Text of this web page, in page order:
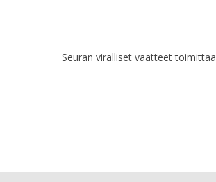
Seuran viralliset vaatteet toimittaa